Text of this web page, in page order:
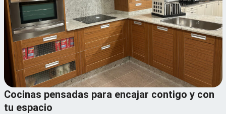
Cocinas pensadas para encajar contigo y con
tu espacio